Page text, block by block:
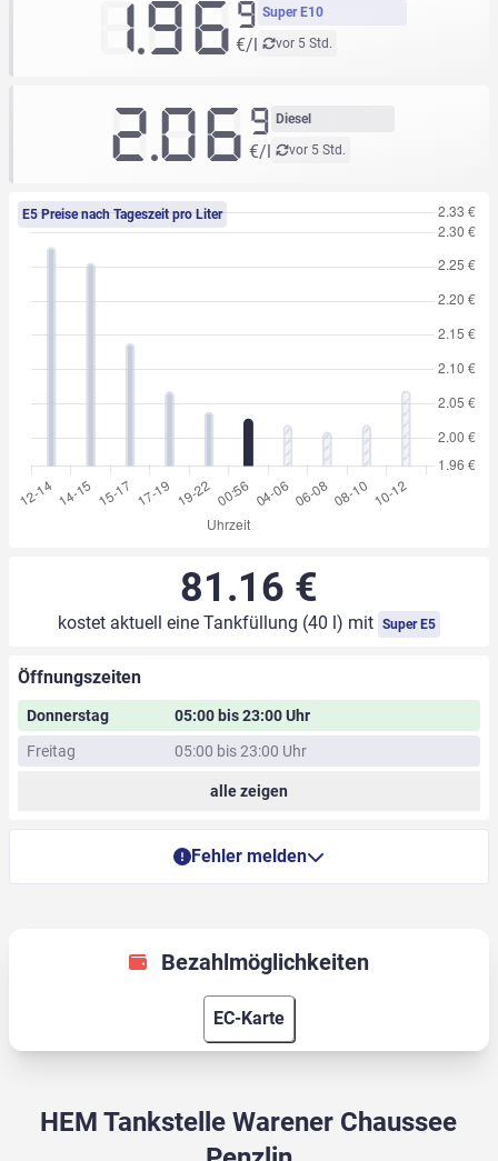
Super E10
vor 5 Std.
1.969
€/l
Diesel
vor 5 Std.
2.06 9
€/l
E5 Preise nach Tageszeit pro Liter
81.16 €
kostet aktuell eine Tankfüllung (40 l) mit Super E5
Öffnungszeiten
Donnerstag
05:00 bis 23:00 Uhr
Freitag
05:00 bis 23:00 Uhr
alle zeigen
Fehler melden
Bezahlmöglichkeiten
EC-Karte
HEM Tankstelle Warener Chaussee